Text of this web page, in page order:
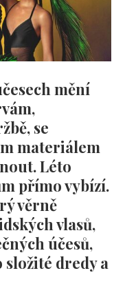
mění
se
materiálem
Léto
přímo vybízí.
věrně
vlasů,
účesů,
složité dredy a